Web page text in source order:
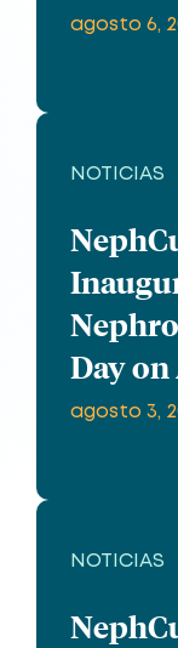
agosto 6,
NOTICIAS
Day on
agosto 3,
NOTICIAS